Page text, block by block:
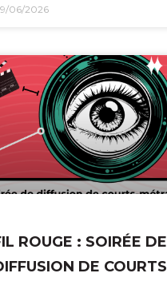
06/2026
ROUGE : SOIRÉE DE
DE COURTS